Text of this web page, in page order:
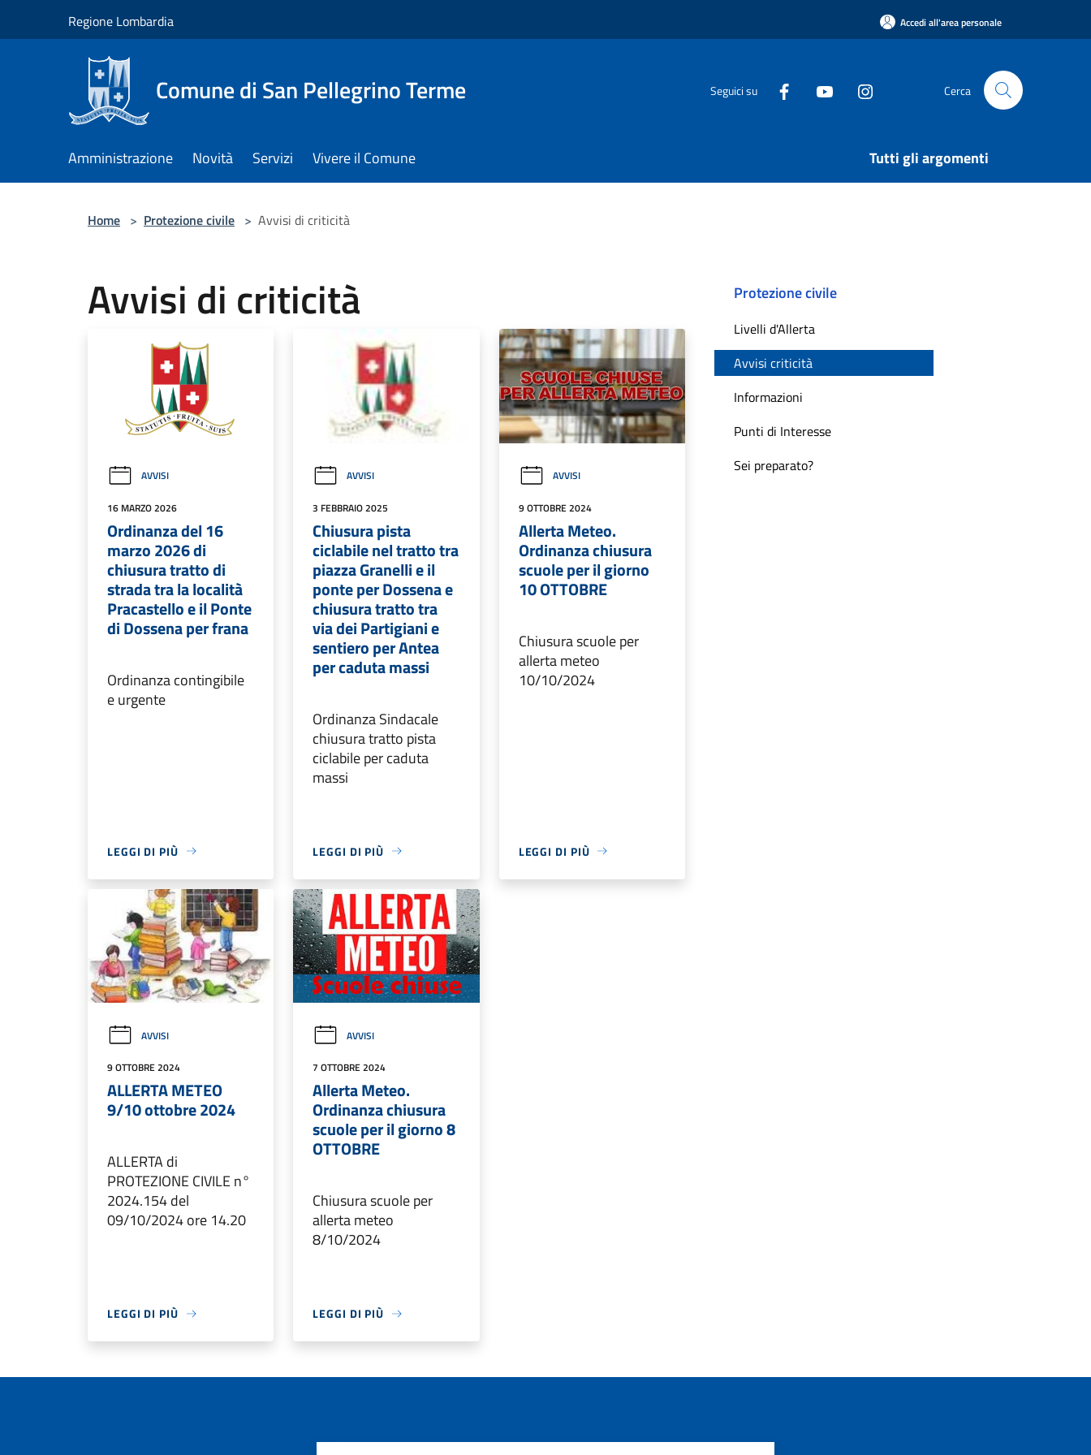
Regione Lombardia Accedi all'area personale
Comune di San Pellegrino Terme Seguici su Cerca
Amministrazione Novità Servizi Vivere il Comune Tutti gli argomenti
Home > Protezione civile > Avvisi di criticità
Avvisi di criticità
AVVISI
16 MARZO 2026
Ordinanza del 16
marzo 2026 di
chiusura tratto di
strada tra la località
Pracastello e il Ponte
di Dossena per frana
Ordinanza contingibile
e urgente
LEGGI DI PIÙ
AVVISI
3 FEBBRAIO 2025
Chiusura pista
ciclabile nel tratto tra
piazza Granelli e il
ponte per Dossena e
chiusura tratto tra
via dei Partigiani e
sentiero per Antea
per caduta massi
Ordinanza Sindacale
chiusura tratto pista
ciclabile per caduta
massi
LEGGI DI PIÙ
AVVISI
9 OTTOBRE 2024
Allerta Meteo.
Ordinanza chiusura
scuole per il giorno
10 OTTOBRE
Chiusura scuole per
allerta meteo
10/10/2024
LEGGI DI PIÙ
AVVISI
9 OTTOBRE 2024
ALLERTA METEO
9/10 ottobre 2024
ALLERTA di
PROTEZIONE CIVILE n°
2024.154 del
09/10/2024 ore 14.20
LEGGI DI PIÙ
AVVISI
7 OTTOBRE 2024
Allerta Meteo.
Ordinanza chiusura
scuole per il giorno 8
OTTOBRE
Chiusura scuole per
allerta meteo
8/10/2024
LEGGI DI PIÙ
Protezione civile
Livelli d'Allerta
Avvisi criticità
Informazioni
Punti di Interesse
Sei preparato?